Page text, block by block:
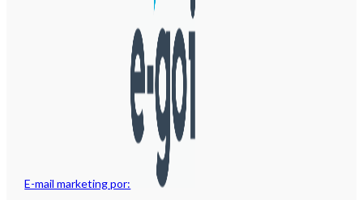
E-mail marketing por: